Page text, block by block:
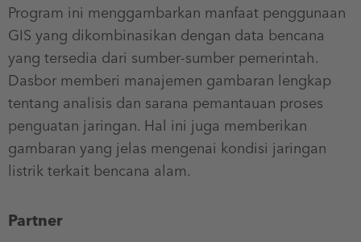
Program ini menggambarkan manfaat penggunaan
GIS yang dikombinasikan dengan data bencana
yang tersedia dari sumber-sumber pemerintah.
Dasbor memberi manajemen gambaran lengkap
tentang analisis dan sarana pemantauan proses
penguatan jaringan. Hal ini juga memberikan
gambaran yang jelas mengenai kondisi jaringan
listrik terkait bencana alam.
Partner